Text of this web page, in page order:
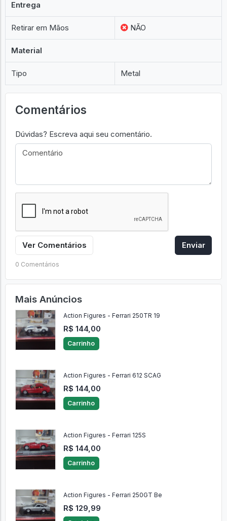
Entrega
Retirar em Mãos NÃO
Material
Tipo Metal
Comentários
Dúvidas? Escreva aqui seu comentário.
Ver Comentários Enviar
0 Comentários
Mais Anúncios
Action Figures - Ferrari 250TR 19
R$ 144,00
Carrinho
Action Figures - Ferrari 612 SCAG
R$ 144,00
Carrinho
Action Figures - Ferrari 125S
R$ 144,00
Carrinho
Action Figures - Ferrari 250GT Be
R$ 129,99